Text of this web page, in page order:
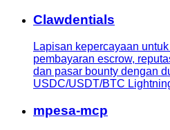
Clawdentials
Lapisan kepercayaan
pembayaran escrow,
dan pasar bounty dengan
USDC/USDT/BTC
mpesa-mcp